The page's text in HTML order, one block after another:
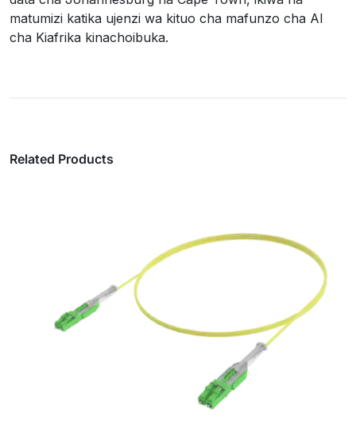
matumizi katika ujenzi wa kituo cha mafunzo cha AI
cha Kiafrika kinachoibuka.
Related Products